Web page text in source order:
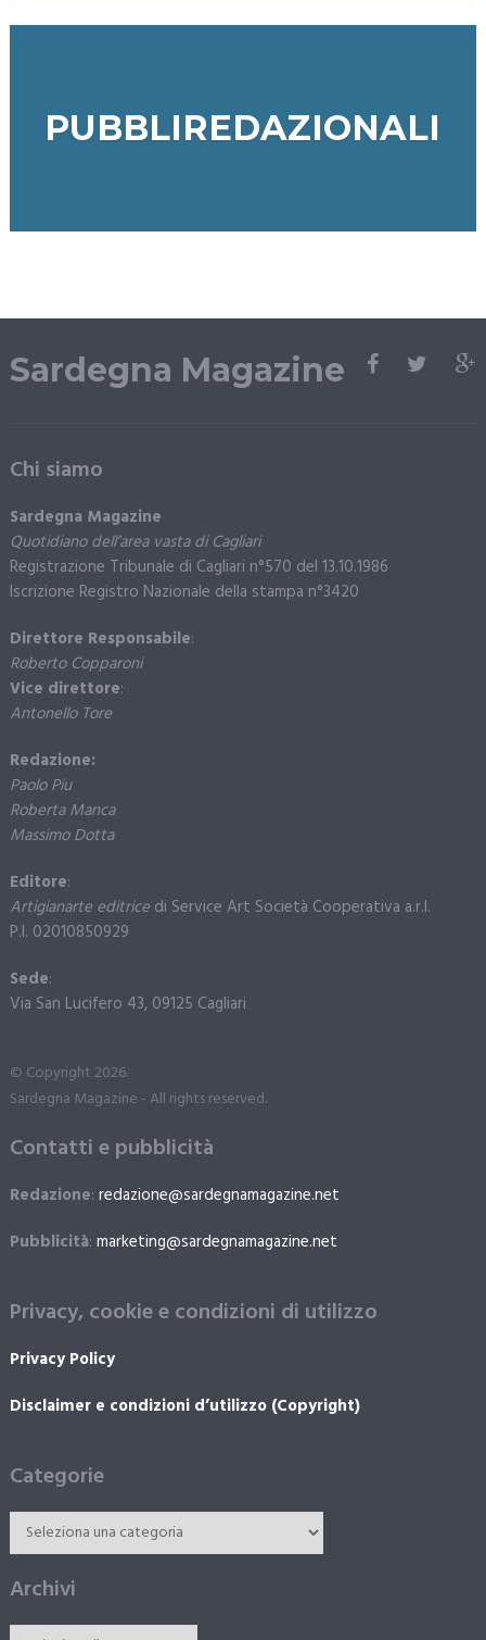
PUBBLIREDAZIONALI
Sardegna Magazine
Chi siamo
Sardegna Magazine
Quotidiano dell’area vasta di Cagliari
Registrazione Tribunale di Cagliari n°570 del 13.10.1986
Iscrizione Registro Nazionale della stampa n°3420
Direttore Responsabile:
Roberto Copparoni
Vice direttore:
Antonello Tore
Redazione:
Paolo Piu
Roberta Manca
Massimo Dotta
Editore:
Artigianarte editricedi Service Art Società Cooperativa a.r.l.
P.I. 02010850929
Sede:
Via San Lucifero 43, 09125 Cagliari
© Copyright 2026.
Sardegna Magazine - All rights reserved.
Contatti e pubblicità
Redazione: redazione@sardegnamagazine.net
Pubblicità: marketing@sardegnamagazine.net
Privacy, cookie e condizioni di utilizzo
Privacy Policy
Disclaimer e condizioni d’utilizzo (Copyright)
Categorie
Archivi